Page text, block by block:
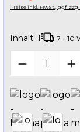
Preise inkl. MwSt., ggf.
Inhalt: 1 7 - 10
Produkt